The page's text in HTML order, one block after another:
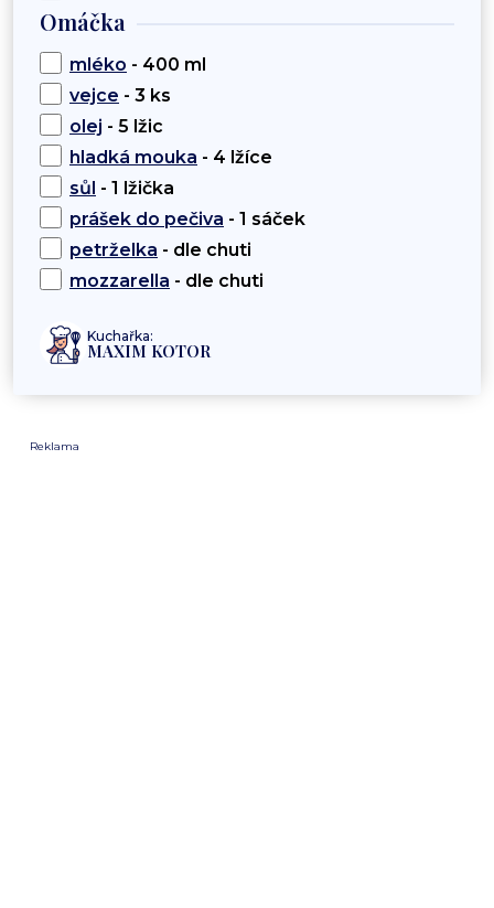
Omáčka
mléko - 400 ml
vejce - 3 ks
olej - 5 lžic
hladká mouka - 4 lžíce
sůl - 1 lžička
prášek do pečiva - 1 sáček
petrželka - dle chuti
mozzarella - dle chuti
Kuchařka:
MAXIM KOTOR
Reklama